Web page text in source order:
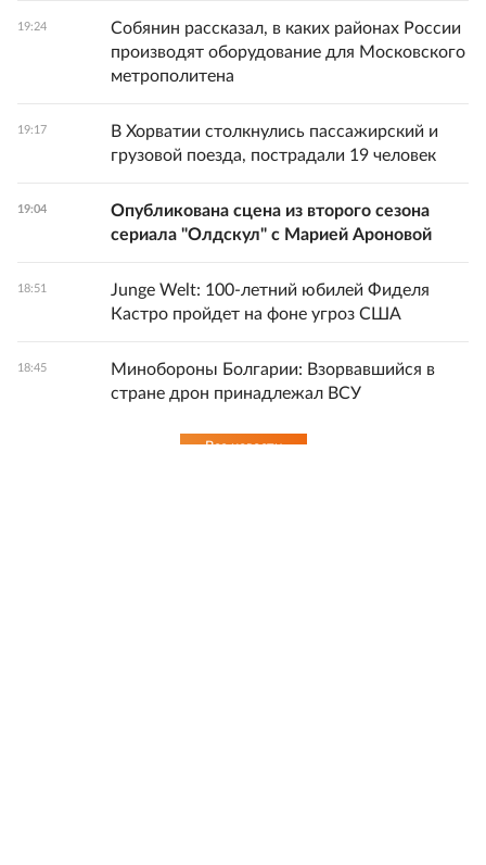
19:24
Собянин рассказал, в каких районах России
производят оборудование для Московского
метрополитена
19:17
В Хорватии столкнулись пассажирский и
грузовой поезда, пострадали 19 человек
19:04
Опубликована сцена из второго сезона
сериала "Олдскул" с Марией Ароновой
18:51
Junge Welt: 100-летний юбилей Фиделя
Кастро пройдет на фоне угроз США
18:45
Минобороны Болгарии: Взорвавшийся в
стране дрон принадлежал ВСУ
Все новости